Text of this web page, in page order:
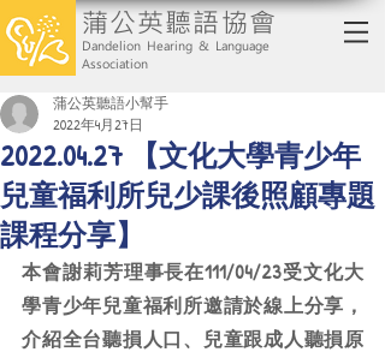
蒲公英聽語協會
Dandelion Hearing & Language
Association
2022.04.27 【文化大學青少年
兒童福利所兒少課後照顧專題
課程分享】
蒲公英聽語小幫手
2022年4月27日
本會謝莉芳理事長在111/04/23受文化大
學青少年兒童福利所邀請於線上分享，
介紹全台聽損人口、兒童跟成人聽損原